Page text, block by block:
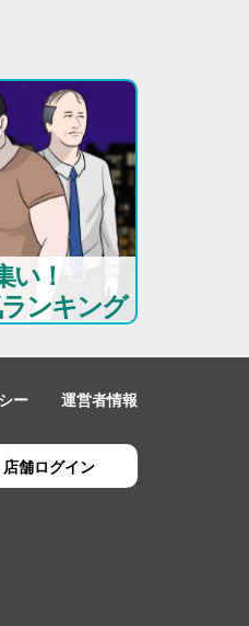
い！
ンキング
ー 運営者情報
店舗ログイン